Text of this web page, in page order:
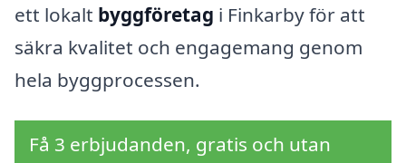
ett lokalt byggföretag i Finkarby för att
säkra kvalitet och engagemang genom
hela byggprocessen.
Få 3 erbjudanden, gratis och utan